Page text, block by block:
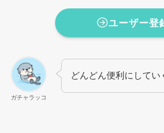
ユーザー登
ガチャラッコ
どんどん便利にしてい